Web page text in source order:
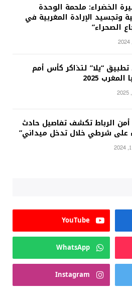
الخضراء: ملحمة الوحدة
وتجسيد الإرادة المغربية في
الصحراء”
“يلا” لتذاكر كأس أمم
2025
أمن الرباط تكشف تفاصيل حادث
على شرطي خلال تدخل ميداني”
YouTube
WhatsApp
Instagram